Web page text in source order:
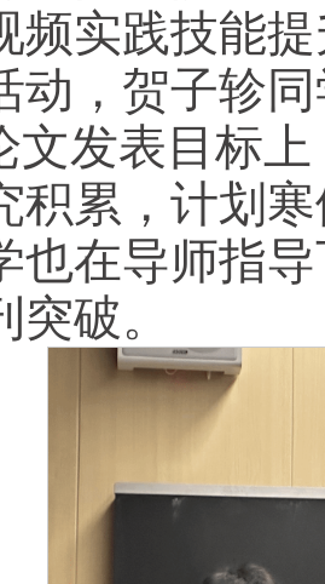
频实践技能
动，贺子轸
文发表目标
积累，计划
也在导师指
破。